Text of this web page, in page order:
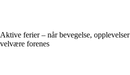
Aktive ferier – når bevegelse,
velvære forenes